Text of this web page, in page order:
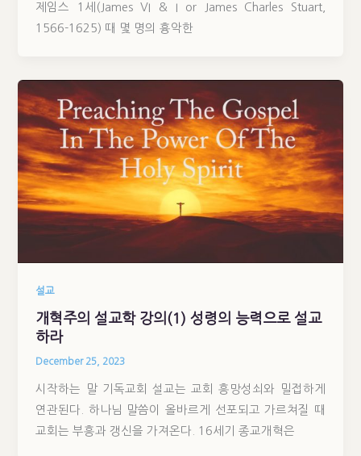
제임스 1세(James VI & I or James Charles Stuart,
1566-1625) 때 몇 명의 흉악한
설교
개혁주의 설교학 강의(1) 성령의 능력으로 설교
하라
December 25, 2023
시작하는 말 기독교회 설교는 교회 흥망성쇠와 밀접하게
연관된다. 하나님 말씀이 올바르게 선포되고 가르쳐질 때
교회는 부흥과 갱신을 가져온다. 16세기 종교개혁은